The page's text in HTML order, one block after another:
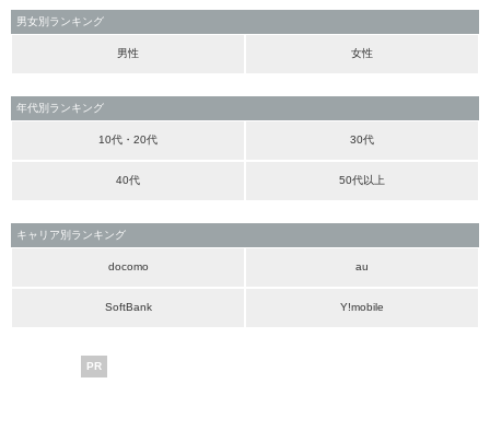
男女別ランキング
男性 女性
年代別ランキング
10代・20代 30代
40代 50代以上
キャリア別ランキング
docomo au
SoftBank Y!mobile
PR